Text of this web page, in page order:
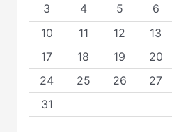
3
4 5 6
10
11 12 13
17
18 19 20
24
25 26 27
31